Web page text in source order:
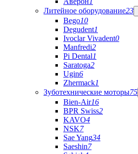
Литейное оборудование23
Bego10
Degudent1
Ivoclar Vivadent0
Manfredi2
Pi Dental1
Saratoga2
Ugin6
Zhermack1
Зуботехнические моторы75
Bien-Air16
BPR Swiss2
KAVO4
NSK7
Sae Yang34
Saeshin7